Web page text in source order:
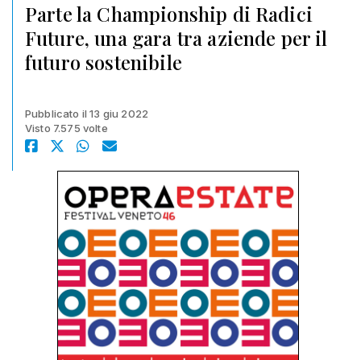
Parte la Championship di Radici
Future, una gara tra aziende per il
futuro sostenibile
Pubblicato il 13 giu 2022
Visto 7.575 volte